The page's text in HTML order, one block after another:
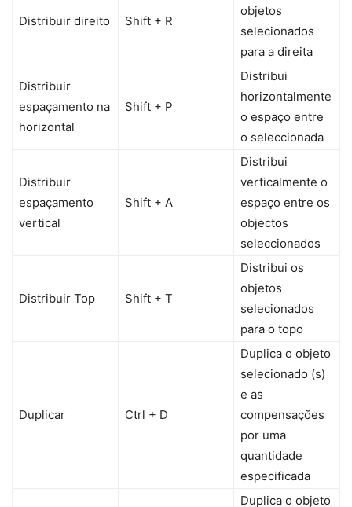
Distribuir direito Shift + R
objetos
selecionados
para a direita
Distribuir
espaçamento na
horizontal
Shift + P
Distribui
horizontalmente
o espaço entre
o seleccionada
Distribuir
espaçamento
vertical
Shift + A
Distribui
verticalmente o
espaço entre os
objectos
seleccionados
Distribuir Top Shift + T
Distribui os
objetos
selecionados
para o topo
Duplicar Ctrl + D
Duplica o objeto
selecionado (s)
e as
compensações
por uma
quantidade
especificada
Duplica o objeto